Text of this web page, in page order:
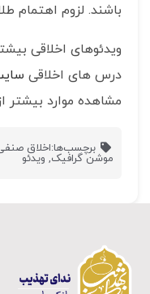
باشند. لزوم اهتمام
ویدئوهای اخلاقی
درس های اخلاقی
مشاهده موارد بیشتر از
برچسب‌ها:اخلاق
موشن گرافیک, ویدئو